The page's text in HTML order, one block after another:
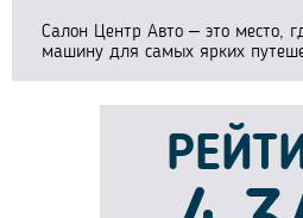
Салон Центр Авто – это место,
машину для самых ярких